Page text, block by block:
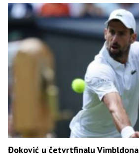
Đoković u četvrtfinalu Vimbldona